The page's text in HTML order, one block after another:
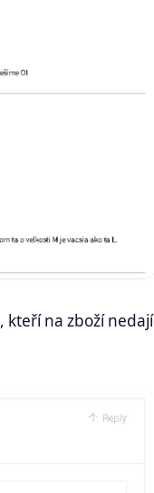
, kteří na zboží nedají